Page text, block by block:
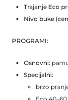
Trajanje Eco
Nivo buke
PROGRAMI:
Osnovni:
Specijalni:
brzo